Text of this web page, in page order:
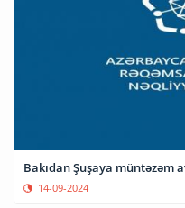
Bakıdan Şuşaya müntəzəm
14-09-2024